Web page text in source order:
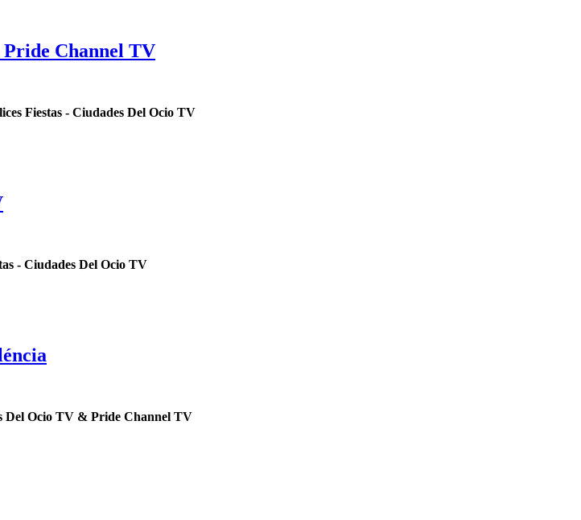
Pride Channel TV
Fiestas - Ciudades Del Ocio TV
- Ciudades Del Ocio TV
Del Ocio TV & Pride Channel TV